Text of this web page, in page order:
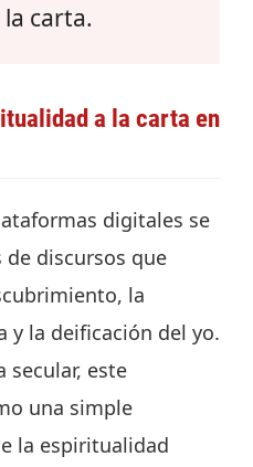
carta.
a la carta en
digitales se
discursos que
la
y la deificación del yo.
secular, este
una simple
la espiritualidad